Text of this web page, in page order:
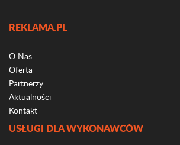
REKLAMA.PL
O Nas
Oferta
Partnerzy
Aktualności
Kontakt
USŁUGI DLA WYKONAWCÓW